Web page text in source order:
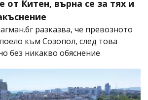
от Китен, върна се за тях и
разказва, че превозното
към Созопол, след това
без никакво обяснение